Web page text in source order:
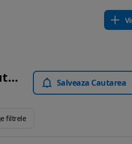
Skoda Fabia IV [2021 - Prezent] - Autoturisme Salveaza Cautarea
filtrele